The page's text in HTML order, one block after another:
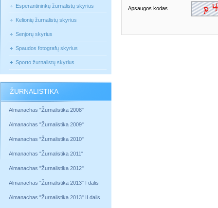
Esperantininkų žurnalistų skyrius
Kelionių žurnalistų skyrius
Senjorų skyrius
Spaudos fotografų skyrius
Sporto žurnalistų skyrius
ŽURNALISTIKA
Almanachas "Žurnalistika 2008"
Almanachas "Žurnalistika 2009"
Almanachas "Žurnalistika 2010"
Almanachas "Žurnalistika 2011"
Almanachas "Žurnalistika 2012"
Almanachas "Žurnalistika 2013" I dalis
Almanachas "Žurnalistika 2013" II dalis
Apsaugos kodas